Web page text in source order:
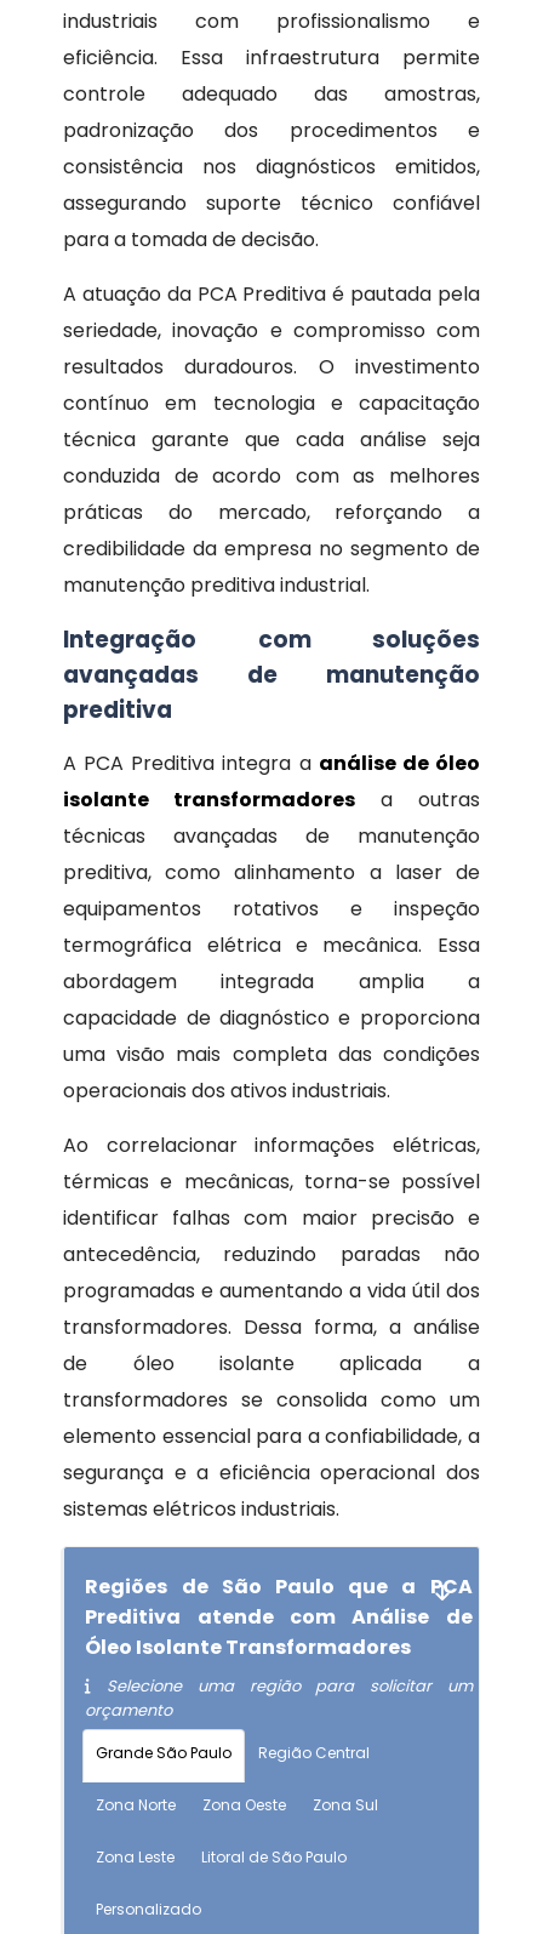
industriais com profissionalismo e
eficiência. Essa infraestrutura permite
controle adequado das amostras,
padronização dos procedimentos e
consistência nos diagnósticos emitidos,
assegurando suporte técnico confiável
para a tomada de decisão.
A atuação da PCA Preditiva é pautada pela
seriedade, inovação e compromisso com
resultados duradouros. O investimento
contínuo em tecnologia e capacitação
técnica garante que cada análise seja
conduzida de acordo com as melhores
práticas do mercado, reforçando a
credibilidade da empresa no segmento de
manutenção preditiva industrial.
Integração com soluções
avançadas de manutenção
preditiva
A PCA Preditiva integra a análise de óleo
isolante transformadores a outras
técnicas avançadas de manutenção
preditiva, como alinhamento a laser de
equipamentos rotativos e inspeção
termográfica elétrica e mecânica. Essa
abordagem integrada amplia a
capacidade de diagnóstico e proporciona
uma visão mais completa das condições
operacionais dos ativos industriais.
Ao correlacionar informações elétricas,
térmicas e mecânicas, torna-se possível
identificar falhas com maior precisão e
antecedência, reduzindo paradas não
programadas e aumentando a vida útil dos
transformadores. Dessa forma, a análise
de óleo isolante aplicada a
transformadores se consolida como um
elemento essencial para a confiabilidade, a
segurança e a eficiência operacional dos
sistemas elétricos industriais.
Regiões de São Paulo que a PCA
Preditiva atende com Análise de
Óleo Isolante Transformadores
Selecione uma região para solicitar um
orçamento
Grande São Paulo Região Central
Zona Norte Zona Oeste Zona Sul
Zona Leste Litoral de São Paulo
Personalizado